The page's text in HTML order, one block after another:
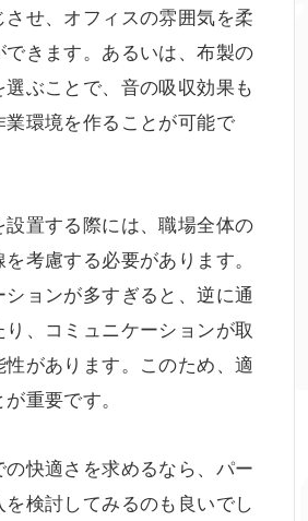
せ、オフィスの雰囲気を柔
できます。あるいは、布製の
ぶことで、音の吸収効果も
環境を作ることが可能で
置する際には、職場全体の
考慮する必要があります。
ョンが多すぎると、逆に通
、コミュニケーションが取
性があります。このため、適
重要です。
快適さを求めるなら、パー
検討してみるのも良いでし